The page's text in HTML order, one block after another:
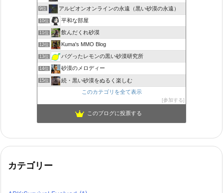
9位 アルビオンオンラインの永遠（黒い砂漠の永遠）
10位 平和な部屋
11位 飲んだくれ砂漠
12位 Kuma's MMO Blog
13位 バグったレモンの黒い砂漠研究所
14位 砂漠のメロディー
15位
続・黒い砂漠をぬるく楽しむ
このカテゴリを全て表示
参加する
このブログに投票する
カテゴリー